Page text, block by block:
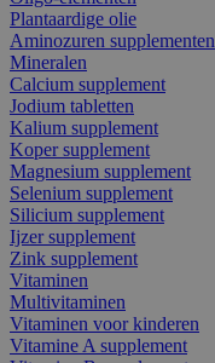
Plantaardige olie
Aminozuren supplementen
Mineralen
Calcium supplement
Jodium tabletten
Kalium supplement
Koper supplement
Magnesium supplement
Selenium supplement
Silicium supplement
Ijzer supplement
Zink supplement
Vitaminen
Multivitaminen
Vitaminen voor kinderen
Vitamine A supplement